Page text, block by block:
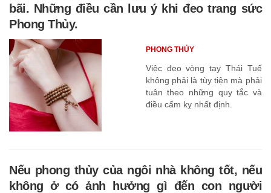
bãi. Những điều cần lưu ý khi đeo trang sức
Phong Thủy.
Việc đeo vòng tay Thái Tuế
không phải là tùy tiện mà phải
tuân theo những quy tắc và
điều cấm kỵ nhất định.
PHONG THỦY
Nếu phong thủy của ngôi nhà không tốt, nếu
không ở có ảnh hưởng gì đến con người